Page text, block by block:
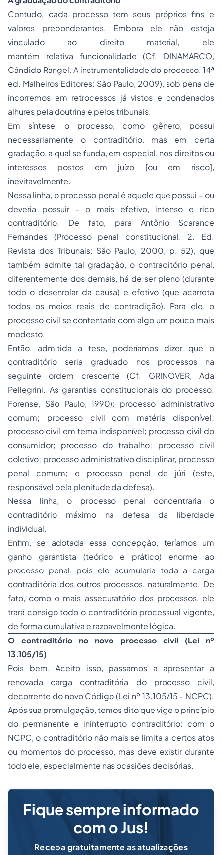
Contudo, cada processo tem seus próprios fins e
valores preponderantes. Embora ele não esteja
vinculado ao direito material, ele
mantém relativa funcionalidade (Cf. DINAMARCO,
Cândido Rangel. A instrumentalidade do processo. 14ª
ed. Malheiros Editores: São Paulo, 2009), sob pena de
incorremos em retrocessos já vistos e condenados
alhures pela doutrina e pelos tribunais.
Em síntese, o processo, como gênero, possui
necessariamente o contraditório, mas em certa
gradação, a qual se funda, em especial, nos direitos ou
interesses postos em juízo [ou em risco],
inevitavelmente.
Nessa linha, o processo penal é aquele que possui – ou
deveria possuir - o mais efetivo, intenso e rico
contraditório. De fato, para Antônio Scarance
Fernandes (Processo penal constitucional. 2. Ed.
Revista dos Tribunais: São Paulo, 2000, p. 52), que
também admite tal gradação, o contraditório penal,
diferentemente dos demais, há de ser pleno (durante
todo o desenrolar da causa) e efetivo (que acarreta
todos os meios reais de contradição). Para ele, o
processo civil se contentaria com algo um pouco mais
modesto.
Então, admitida a tese, poderíamos dizer que o
contraditório seria graduado nos processos na
seguinte ordem crescente (Cf. GRINOVER, Ada
Pellegrini. As garantias constitucionais do processo.
Forense, São Paulo, 1990): processo administrativo
comum; processo civil com matéria disponível;
processo civil em tema indisponível; processo civil do
consumidor; processo do trabalho; processo civil
coletivo; processo administrativo disciplinar, processo
penal comum; e processo penal de júri (este,
responsável pela plenitude da defesa).
Nessa linha, o processo penal concentraria o
contraditório máximo na defesa da liberdade
individual.
Enfim, se adotada essa concepção, teríamos um
ganho garantista (teórico e prático) enorme ao
processo penal, pois ele acumularia toda a carga
contraditória dos outros processos, naturalmente. De
fato, como o mais assecuratório dos processos, ele
trará consigo todo o contraditório processual vigente,
de forma cumulativa e razoavelmente lógica.
O contraditório no novo processo civil (Lei nº
13.105/15)
Pois bem. Aceito isso, passamos a apresentar a
renovada carga contraditória do processo civil,
decorrente do novo Código (Lei nº 13.105/15 - NCPC).
Após sua promulgação, temos dito que vige o princípio
do permanente e ininterrupto contraditório: com o
NCPC, o contraditório não mais se limita a certos atos
ou momentos do processo, mas deve existir durante
todo ele, especialmente nas ocasiões decisórias.
Fique sempre informado
com o Jus!
Receba gratuitamente as atualizações